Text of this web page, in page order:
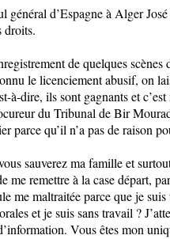
général d’Espagne à Alger
droits.
de quelques
le licenciement abusif, on
dire, ils sont gagnants et
du Tribunal de Bir
parce qu’il n’a pas de raison
sauverez ma famille et
remettre à la case départ,
me maltraitée parce que je
et je suis sans travail ?
Vous êtes mon